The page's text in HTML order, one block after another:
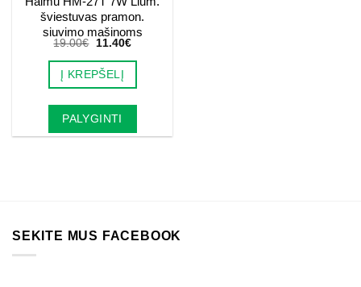
šviestuvas pramon.
siuvimo mašinoms
19.00€
Original
was:
19.00€.
11.40€Current
is:
Į KREPŠELĮ
PALYGINTI
SEKITE MUS FACEBOOK